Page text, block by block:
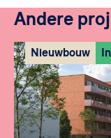
Andere
Nieuwbouw